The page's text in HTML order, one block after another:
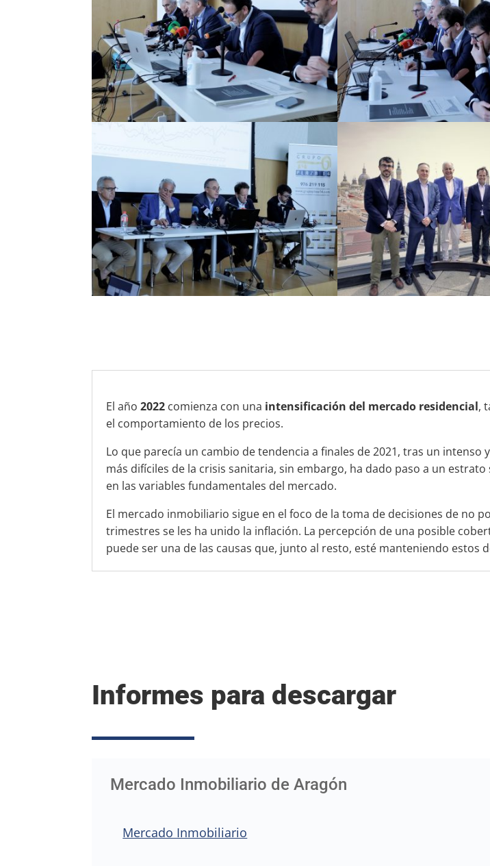
El año2022 comienza con una intensificación del mercado residencial,
el comportamiento de los precios.
Lo que parecía un cambio de tendencia a finales de 2021, tras un
más difíciles de la crisis sanitaria, sin embargo, ha dado paso a un
en las variables fundamentales del mercado.
El mercado inmobiliario sigue en el foco de la toma de decisiones de no
trimestres se les ha unido la inflación. La percepción de una posible
puede ser una de las causas que, junto al resto, esté manteniendo estos
Informes para descargar
Mercado Inmobiliario de Aragón
Mercado Inmobiliario